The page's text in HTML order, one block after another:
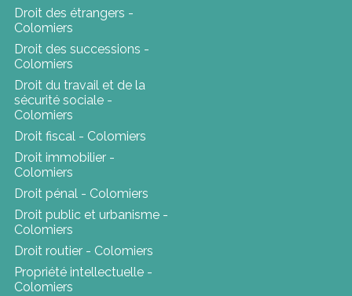
Droit des étrangers -
Colomiers
Droit des successions -
Colomiers
Droit du travail et de la
sécurité sociale -
Colomiers
Droit fiscal - Colomiers
Droit immobilier -
Colomiers
Droit pénal - Colomiers
Droit public et urbanisme -
Colomiers
Droit routier - Colomiers
Propriété intellectuelle -
Colomiers